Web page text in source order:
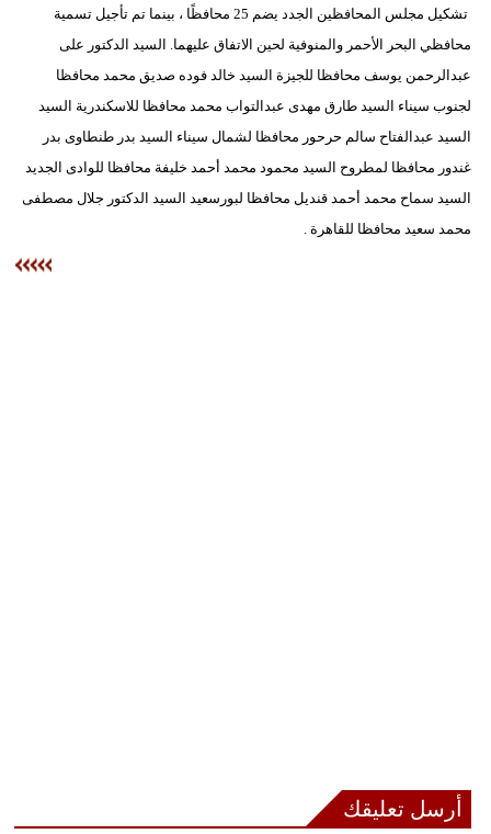
وتكنولوجيا
مدوَّنات
أبراج
سيارات
تشكيل مجلس المحافظين الجدد يضم 25 محافظًا ، بينما تم تأجيل تسمية
محافظي البحر الأحمر والمنوفية لحين الاتفاق عليهما. السيد الدكتور على
عبدالرحمن يوسف محافظا للجيزة السيد خالد فوده صديق محمد محافظا
لجنوب سيناء السيد طارق مهدى عبدالتواب محمد محافظا للاسكندرية السيد
السيد عبدالفتاح سالم حرحور محافظا لشمال سيناء السيد بدر طنطاوى بدر
غندور محافظا لمطروح السيد محمود محمد أحمد خليفة محافظا للوادى الجديد
السيد سماح محمد أحمد قنديل محافظا لبورسعيد السيد الدكتور جلال مصطفى
محمد سعيد محافظا للقاهرة .
أرسل تعليقك